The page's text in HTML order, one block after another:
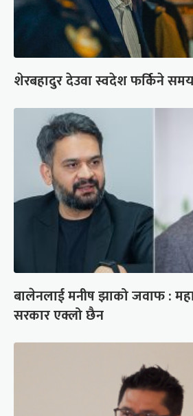
शेरबहादुर देउवा स्वदेश फर्किने समय
बालेनलाई मनीष झाको जवाफ :
सरकार एक्लो छैन